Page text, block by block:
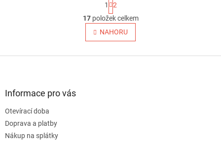
O
v
l
á
t
r
á
n
k
v
1
2
17položek celkem
NAHORU
Informace pro vás
Otevírací doba
Doprava a platby
Nákup na splátky